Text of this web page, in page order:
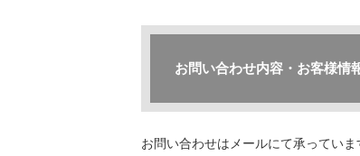
お問い合わせ内容・お客様情
お問い合わせはメールにて承っていま